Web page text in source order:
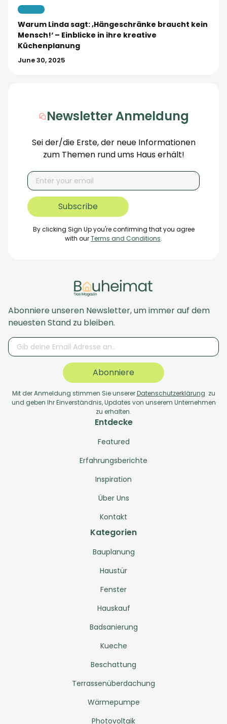
Warum Linda sagt: ‚Hängeschränke braucht kein
Mensch!‘ – Einblicke in ihre kreative
Küchenplanung
June 30, 2025
Newsletter Anmeldung
Sei der/die Erste, der neue Informationen
zum Themen rund ums Haus erhält!
By clicking Sign Up you're confirming that you agree
with ourTerms and Conditions.
Abonniere unseren Newsletter, um immer auf dem
neuesten Stand zu bleiben.
Abonniere
Mit der Anmeldung stimmen Sie unsererDatenschutzerklärung zu
und geben Ihr Einverständnis, Updates von unserem Unternehmen
zu erhalten.
Entdecke
Featured
Erfahrungsberichte
Inspiration
Über Uns
Kontakt
Kategorien
Bauplanung
Haustür
Fenster
Hauskauf
Badsanierung
Kueche
Beschattung
Terrassenüberdachung
Wärmepumpe
Photovoltaik